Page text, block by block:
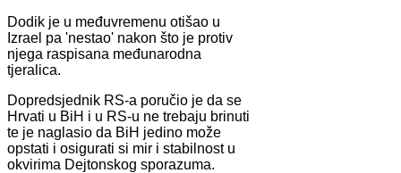
Dodik je u međuvremenu otišao u
Izrael pa 'nestao' nakon što je protiv
njega raspisana međunarodna
tjeralica.
Dopredsjednik RS-a poručio je da se
Hrvati u BiH i u RS-u ne trebaju brinuti
te je naglasio da BiH jedino može
opstati i osigurati si mir i stabilnost u
okvirima Dejtonskog sporazuma.